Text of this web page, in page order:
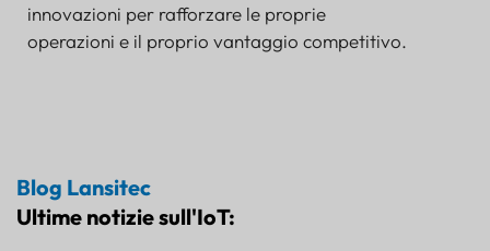
innovazioni per rafforzare le proprie
operazioni e il proprio vantaggio competitivo.
Blog Lansitec
Ultime notizie sull'IoT: